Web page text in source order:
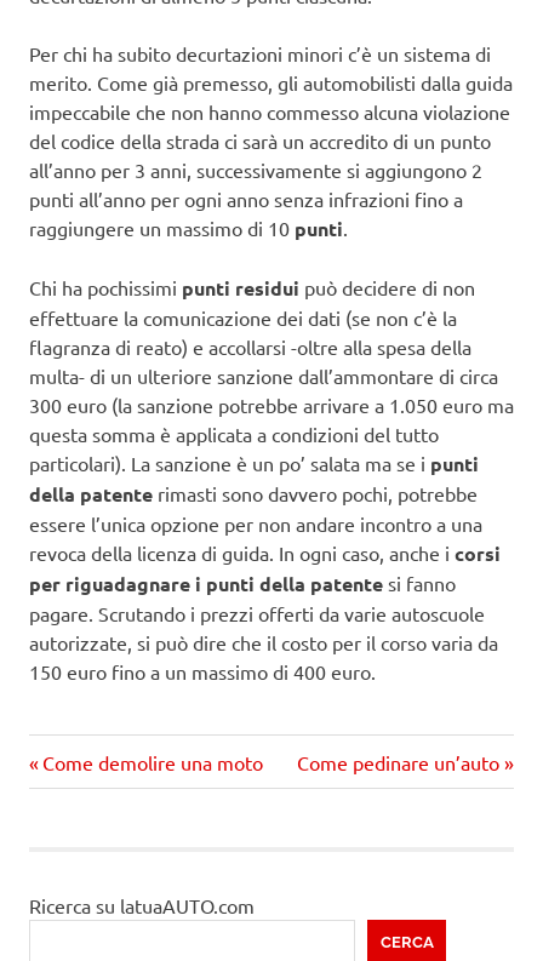
Per chi ha subito decurtazioni minori c’è un sistema di
merito. Come già premesso, gli automobilisti dalla guida
impeccabile che non hanno commesso alcuna violazione
del codice della strada ci sarà un accredito di un punto
all’anno per 3 anni, successivamente si aggiungono 2
punti all’anno per ogni anno senza infrazioni fino a
raggiungere un massimo di 10 punti.
Chi ha pochissimi punti residui può decidere di non
effettuare la comunicazione dei dati (se non c’è la
flagranza di reato) e accollarsi -oltre alla spesa della
multa- di un ulteriore sanzione dall’ammontare di circa
300 euro (la sanzione potrebbe arrivare a 1.050 euro ma
questa somma è applicata a condizioni del tutto
particolari). La sanzione è un po’ salata ma se i punti
della patente rimasti sono davvero pochi, potrebbe
essere l’unica opzione per non andare incontro a una
revoca della licenza di guida. In ogni caso, anche i corsi
per riguadagnare i punti della patente si fanno
pagare. Scrutando i prezzi offerti da varie autoscuole
autorizzate, si può dire che il costo per il corso varia da
150 euro fino a un massimo di 400 euro.
Navigazione
Precedente
articolo:
Come demolire una moto
Prossimo
articolo
Come pedinare un’auto
Ricerca su latuaAUTO.com
CERCA